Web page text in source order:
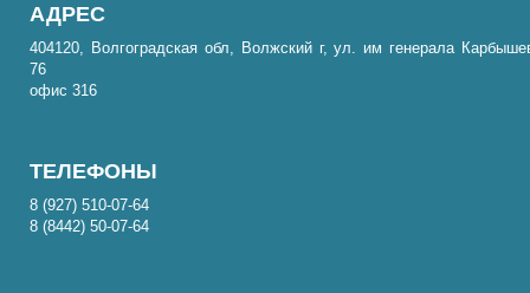
АДРЕС
404120, Волгоградская обл, Волжский г, ул. им генерала
76
офис 316
ТЕЛЕФОНЫ
8 (927) 510-07-64
8 (8442) 50-07-64